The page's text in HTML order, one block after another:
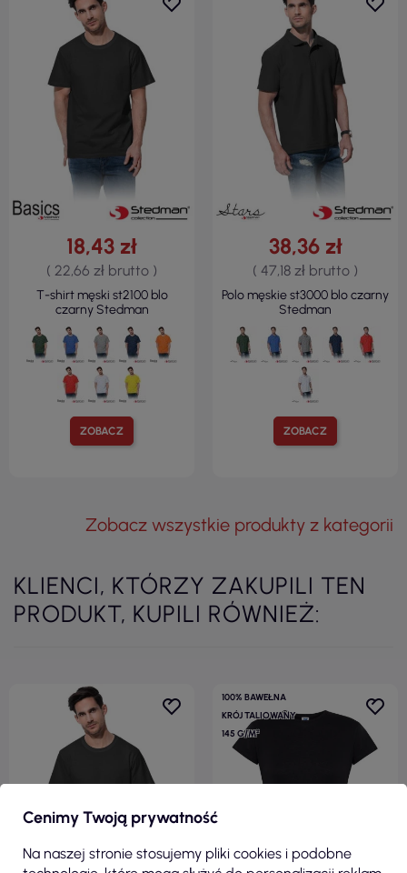
ZOBACZ
18,43 zł
( 22,66 zł brutto )
T-shirt męski st2100 blo
czarny Stedman
ZOBACZ
38,36 zł
( 47,18 zł brutto )
Polo męskie st3000 blo czarny
Stedman
Zobacz wszystkie produkty z kategorii
KLIENCI, KTÓRZY ZAKUPILI TEN
PRODUKT, KUPILI RÓWNIEŻ:
100% BAWEŁNA
KRÓJ TALIOWANY
145 G/M²
Cenimy Twoją prywatność
Na naszej stronie stosujemy pliki cookies i podobne